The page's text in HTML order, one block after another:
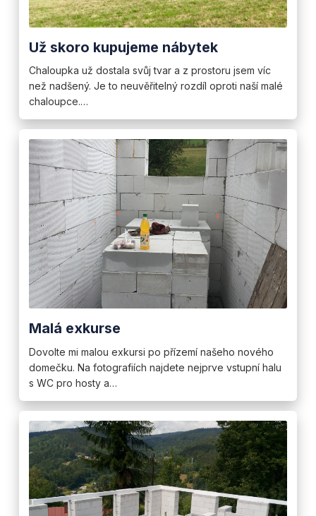
Už skoro kupujeme nábytek
Chaloupka už dostala svůj tvar a z prostoru jsem víc
než nadšený. Je to neuvěřitelný rozdíl oproti naší malé
chaloupce.…
Malá exkurse
Dovolte mi malou exkursi po přízemí našeho nového
domečku. Na fotografiích najdete nejprve vstupní halu
s WC pro hosty a…